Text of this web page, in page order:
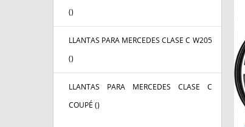
()
LLANTAS PARA MERCEDES CLASE C W205
()
LLANTAS PARA MERCEDES CLASE C
COUPÉ ()